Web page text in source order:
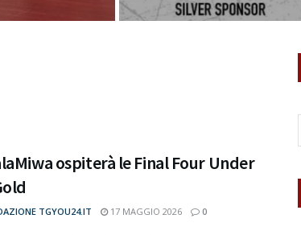
ospiterà le Final Four Under
TGYOU24.IT 17 MAGGIO 2026 0